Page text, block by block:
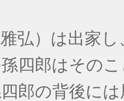
弘）は出家
四郎はその
郎の背後に